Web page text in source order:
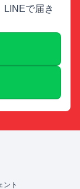
LINEで届き
ント